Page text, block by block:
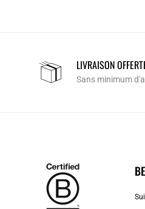
LIVRAISON
Sans minimum